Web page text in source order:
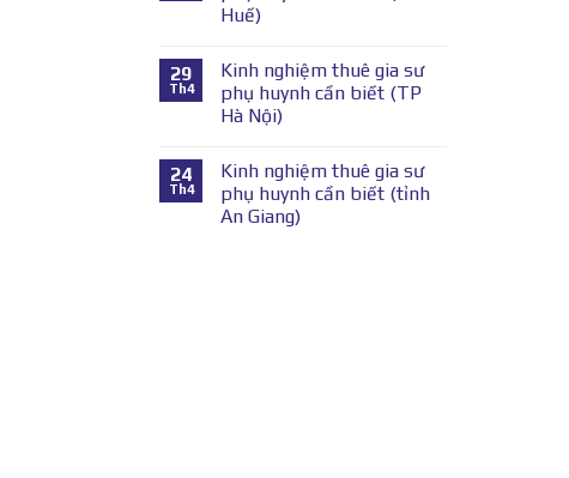
Huế)
29
Th4
Kinh nghiệm thuê gia sư
phụ huynh cần biết (TP
Hà Nội)
24
Th4
Kinh nghiệm thuê gia sư
phụ huynh cần biết (tỉnh
An Giang)